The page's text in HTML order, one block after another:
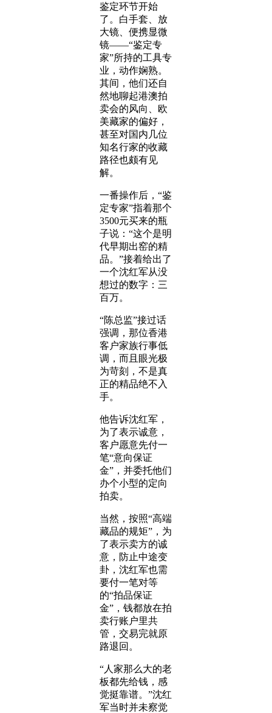
鉴定环节开始
了。白手套、放
大镜、便携显微
镜——“鉴定专
家”所持的工具专
业，动作娴熟。
其间，他们还自
然地聊起港澳拍
卖会的风向、欧
美藏家的偏好，
甚至对国内几位
知名行家的收藏
路径也颇有见
解。
一番操作后，“鉴
定专家”指着那个
3500元买来的瓶
子说：“这个是明
代早期出窑的精
品。”接着给出了
一个沈红军从没
想过的数字：三
百万。
“陈总监”接过话
强调，那位香港
客户家族行事低
调，而且眼光极
为苛刻，不是真
正的精品绝不入
手。
他告诉沈红军，
为了表示诚意，
客户愿意先付一
笔“意向保证
金”，并委托他们
办个小型的定向
拍卖。
当然，按照“高端
藏品的规矩”，为
了表示卖方的诚
意，防止中途变
卦，沈红军也需
要付一笔对等
的“拍品保证
金”，钱都放在拍
卖行账户里共
管，交易完就原
路退回。
“人家那么大的老
板都先给钱，感
觉挺靠谱。”沈红
军当时并未察觉